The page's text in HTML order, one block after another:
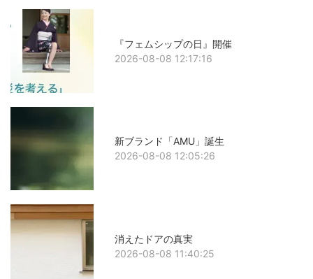
『フェムシップの日』開催
2026-08-08 12:17:16
新ブランド「AMU」誕生
2026-08-08 12:05:26
消えたドアの真実
2026-08-08 11:40:25